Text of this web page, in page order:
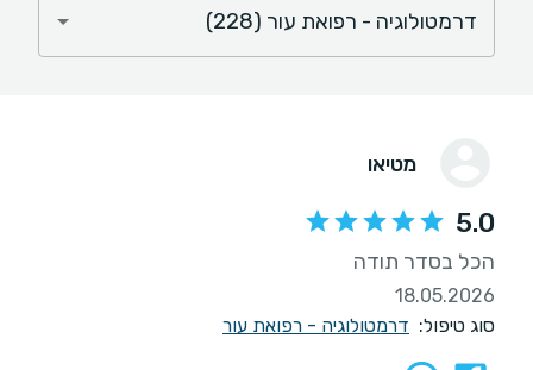
מטיאו
5.0
הכל בסדר תודה
18.05.2026
סוג טיפול: דרמטולוגיה - רפואת עור